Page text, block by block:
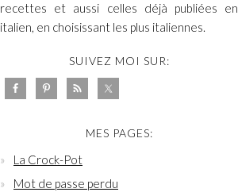
recettes et aussi celles déjà publiées en
italien, en choisissant les plus italiennes.
SUIVEZ MOI SUR:
MES PAGES:
La Crock-Pot
Mot de passe perdu